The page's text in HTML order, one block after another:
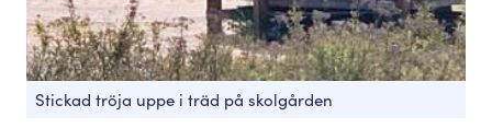
Aktuellt
Anslagstavlan
Stickad tröja uppe i träd på skolgården